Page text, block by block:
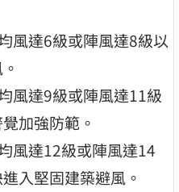
風達6級或陣風達8級以
風達9級或陣風達11級
加強防範。
風達12級或陣風達14
入堅固建築避風。